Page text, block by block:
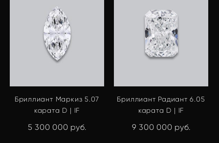
Бриллиант Маркиз 5.07
карата D | IF
5 300 000 pуб.
Бриллиант Радиант 6.05
карата D | IF
9 300 000 pуб.